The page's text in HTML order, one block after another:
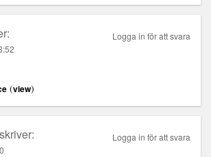
(view)
Logga in för att svara
skriver: Logga in för att svara